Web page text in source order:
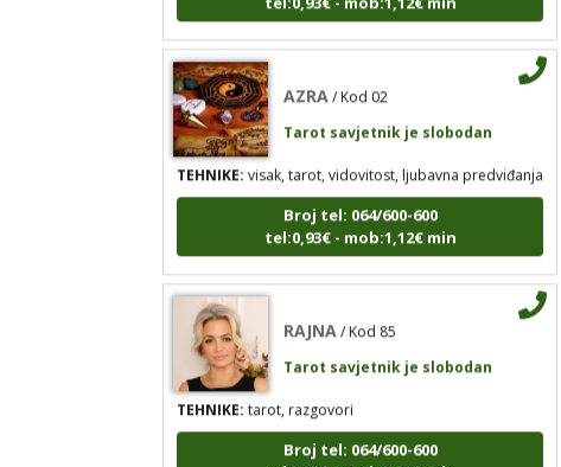
TEHNIKE:visak, tarot, vidovitost, ljubavna predviđanja
Broj tel: 064/600-600
tel:0,93€ - mob:1,12€ min
TEHNIKE:tarot, razgovori
Broj tel: 064/600-600
tel:0,93€ - mob:1,12€ min